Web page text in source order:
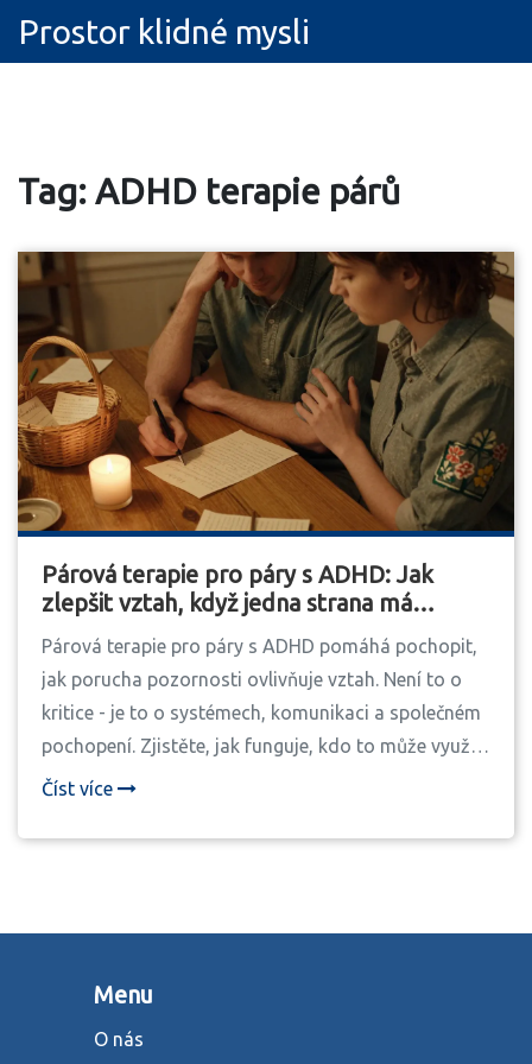
Prostor klidné mysli
Tag: ADHD terapie párů
Párová terapie pro páry s ADHD: Jak
zlepšit vztah, když jedna strana má
poruchu pozornosti
Párová terapie pro páry s ADHD pomáhá pochopit,
jak porucha pozornosti ovlivňuje vztah. Není to o
kritice - je to o systémech, komunikaci a společném
pochopení. Zjistěte, jak funguje, kdo to může využít,
a jak najít správného terapeuta.
Číst více
Menu
O nás